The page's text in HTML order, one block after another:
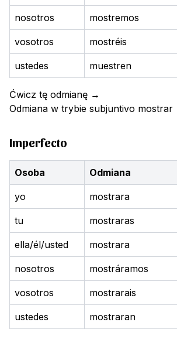
nosotros mostremos
vosotros mostréis
ustedes muestren
Ćwicz tę odmianę →
Odmiana w trybie subjuntivo mostrar
Imperfecto
Osoba Odmiana
yo mostrara
tu mostraras
ella/él/usted mostrara
nosotros mostráramos
vosotros mostrarais
ustedes mostraran